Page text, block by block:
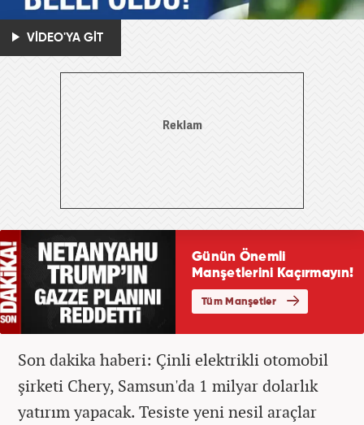
VİDEO'YA GİT
Son dakika haberi: Çinli elektrikli otomobil
şirketi Chery, Samsun'da 1 milyar dolarlık
yatırım yapacak. Tesiste yeni nesil araçlar